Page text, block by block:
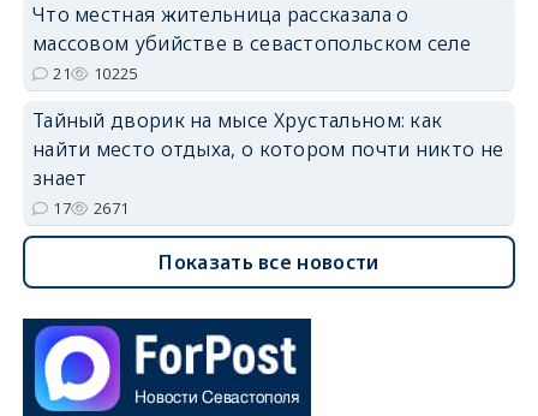
Что местная жительница рассказала о
массовом убийстве в севастопольском селе
21 10225
Тайный дворик на мысе Хрустальном: как
найти место отдыха, о котором почти никто не
знает
17 2671
Показать все новости